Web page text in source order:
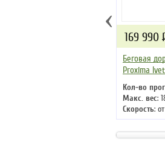
Беговая
Proxima
Кол-во
Макс. вес:
Скорость:
Мощность
169 990
‹